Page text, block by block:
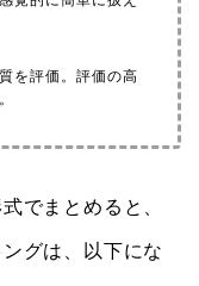
を評価。評価の高
でまとめると、
グは、以下にな